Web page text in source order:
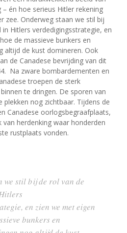
én hoe serieus Hitler rekening
zee. Onderweg staan we stil bij
Hitlers verdedigingsstrategie, en
de massieve bunkers en
altijd de kust domineren. Ook
de Canadese bevrijding van dit
Na zware bombardementen en
troepen de sterk
te dringen. De sporen van
plekken nog zichtbaar. Tijdens de
Canadese oorlogsbegraafplaats,
van herdenking waar honderden
rustplaats vonden.
we stil bij de rol van de
en zien we met eigen
bunkers en